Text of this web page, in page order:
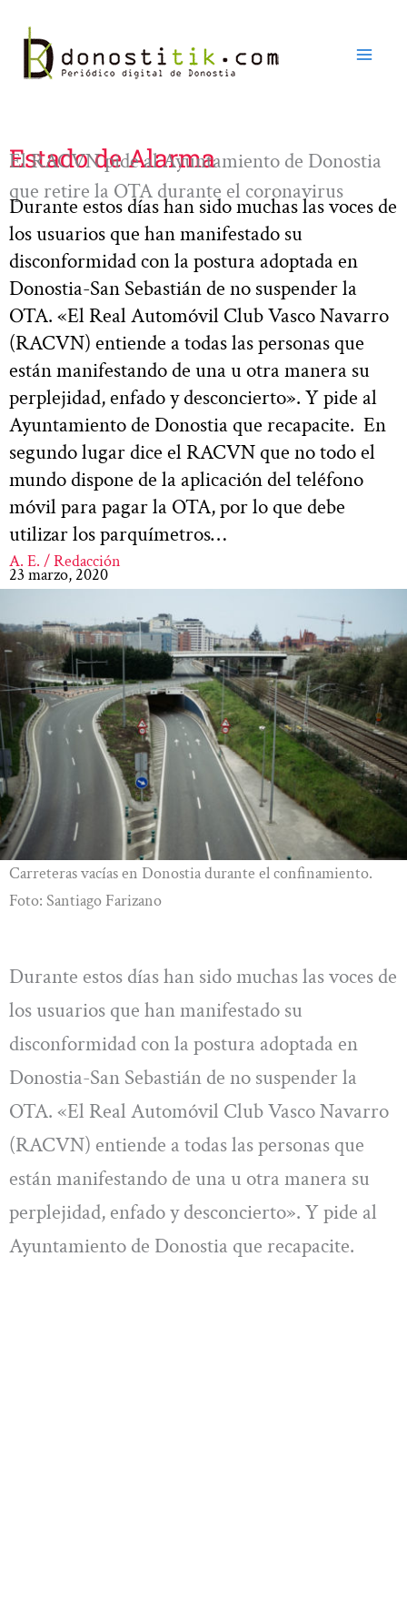
contenido
Estado de Alarma
El RACVN pide al Ayuntamiento de Donostia
que retire la OTA durante el coronavirus
Durante estos días han sido muchas las voces de
los usuarios que han manifestado su
disconformidad con la postura adoptada en
Donostia-San Sebastián de no suspender la
OTA. «El Real Automóvil Club Vasco Navarro
(RACVN) entiende a todas las personas que
están manifestando de una u otra manera su
perplejidad, enfado y desconcierto». Y pide al
Ayuntamiento de Donostia que recapacite. En
segundo lugar dice el RACVN que no todo el
mundo dispone de la aplicación del teléfono
móvil para pagar la OTA, por lo que debe
utilizar los parquímetros…
A. E. / Redacción
23 marzo, 2020
Carreteras vacías en Donostia durante el confinamiento.
Foto: Santiago Farizano
Durante estos días han sido muchas las voces de
los usuarios que han manifestado su
disconformidad con la postura adoptada en
Donostia-San Sebastián de no suspender la
OTA. «El Real Automóvil Club Vasco Navarro
(RACVN) entiende a todas las personas que
están manifestando de una u otra manera su
perplejidad, enfado y desconcierto». Y pide al
Ayuntamiento de Donostia que recapacite.